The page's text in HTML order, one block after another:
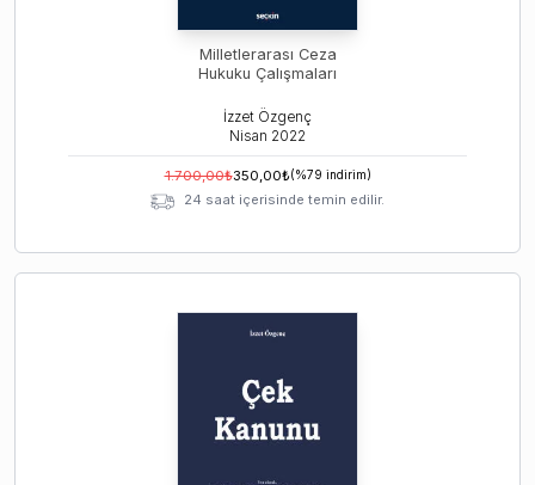
Milletlerarası Ceza
Hukuku Çalışmaları
İzzet Özgenç
Nisan 2022
1.700,00₺350,00₺(%79 indirim)
24 saat içerisinde temin edilir.